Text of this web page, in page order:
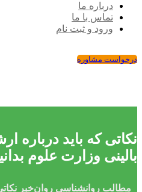
درباره ما
تماس با ما
ورود و ثبت نام
درخواست مشاوره
نکاتی که باید درباره
بالینی وزارت علوم
مطالب روانشناسی روان‌خبر